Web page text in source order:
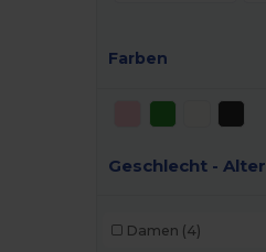
Farben
Geschlecht - Alter
Damen (4)